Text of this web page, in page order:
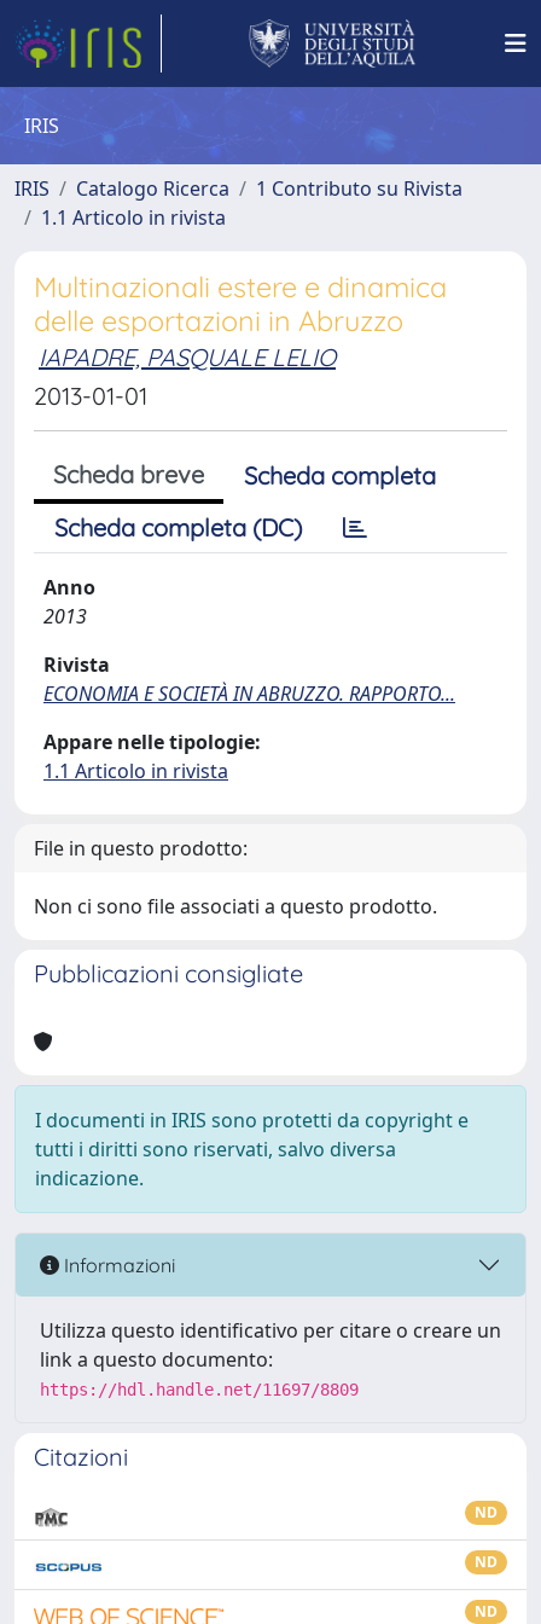
IRIS
IRIS Catalogo Ricerca
1 Contributo su Rivista
1.1 Articolo in rivista
Multinazionali estere e dinamica
delle esportazioni in Abruzzo
IAPADRE, PASQUALE LELIO
2013-01-01
Scheda breve
Scheda completa
Scheda completa (DC)
Anno
2013
Rivista
ECONOMIA E SOCIETÀ IN ABRUZZO. RAPPORTO...
Appare nelle tipologie:
1.1 Articolo in rivista
File in questo prodotto:
Non ci sono file associati a questo prodotto.
Pubblicazioni consigliate
I documenti in IRIS sono protetti da copyright e
tutti i diritti sono riservati, salvo diversa
indicazione.
Informazioni
Utilizza questo identificativo per citare o creare un
link a questo documento:
https://hdl.handle.net/11697/8809
Citazioni
ND
ND
ND